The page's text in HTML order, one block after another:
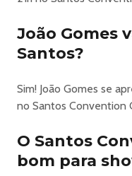
João Gomes
Santos?
Sim! João Gomes se
no Santos Convention
O Santos
bom para